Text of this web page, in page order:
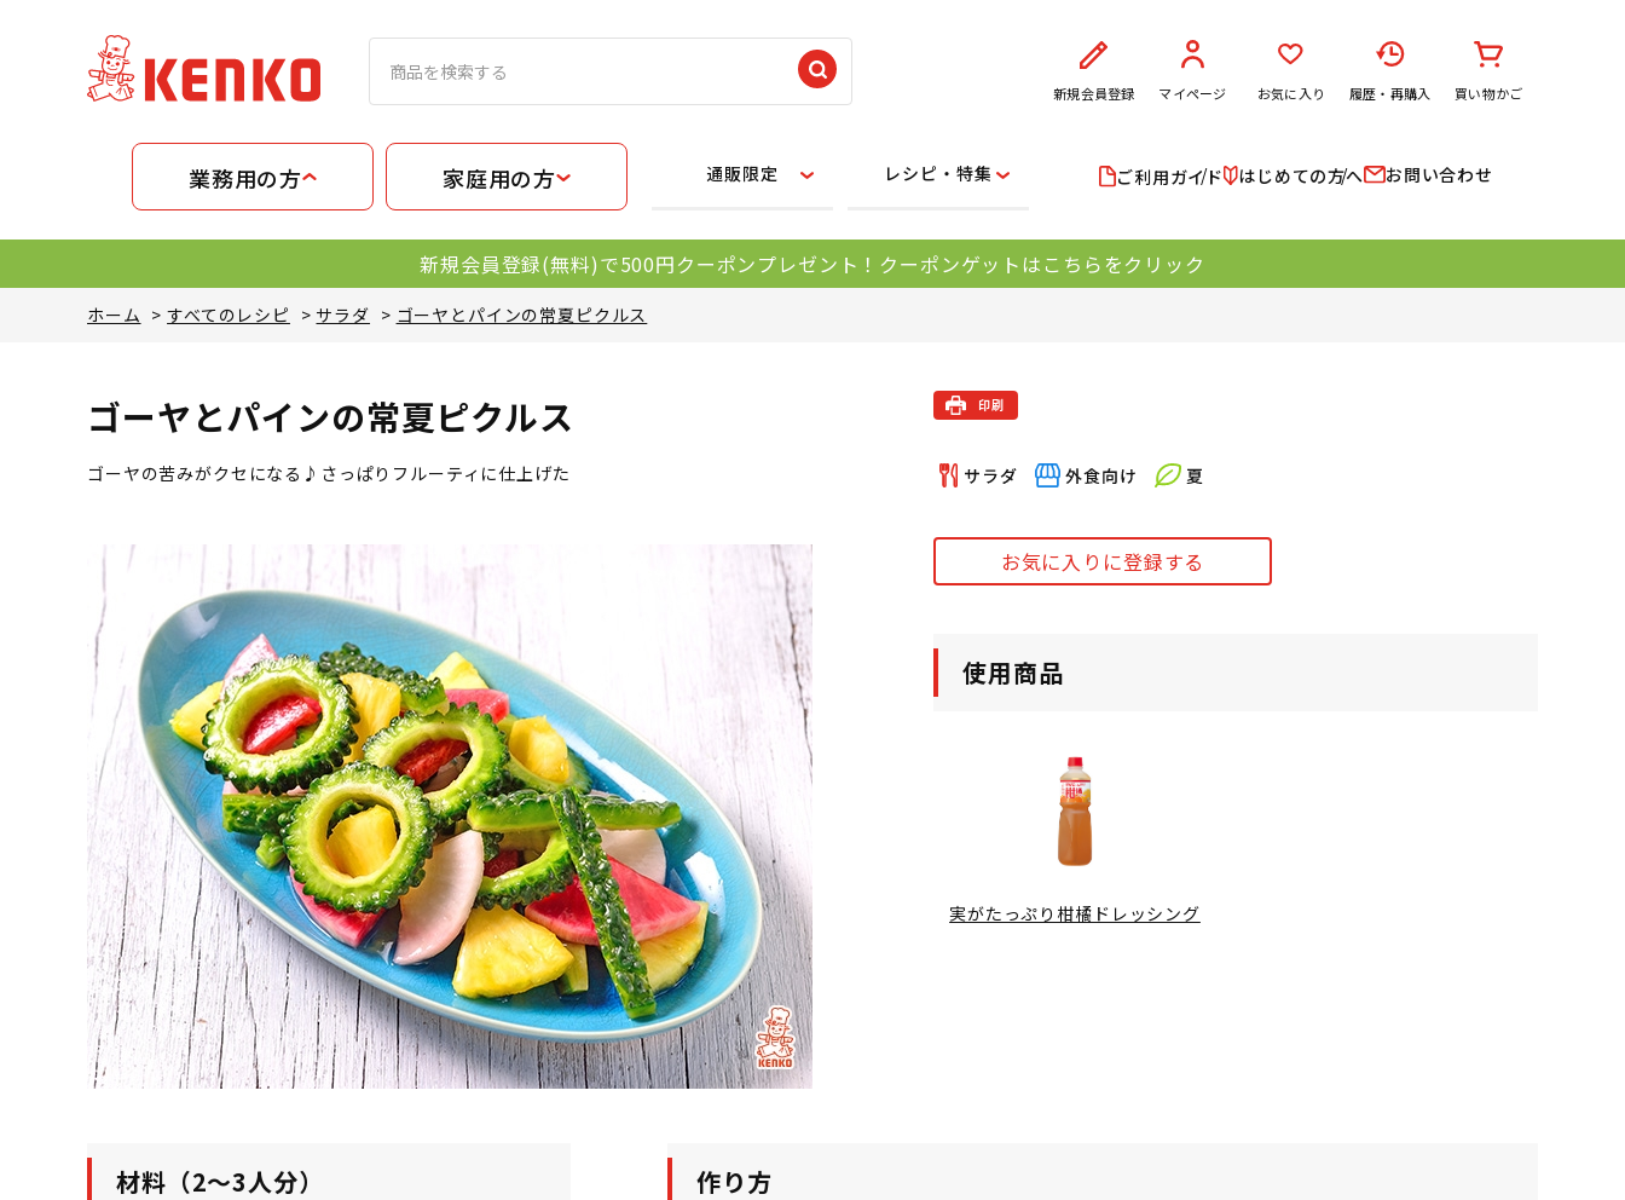
新規会員登録 マイページ お気に入り 履歴・再購入 買い物かご
業務用の方 家庭用の方 通販限定 レシピ・特集 ご利用ガイド はじめての方へ お問い合わせ
新規会員登録(無料)で500円クーポンプレゼント！クーポンゲットはこちらをクリック
ホーム >すべてのレシピ > サラダ > ゴーヤとパインの常夏ピクルス
ゴーヤとパインの常夏ピクルス
ゴーヤの苦みがクセになる♪さっぱりフルーティに仕上げた
お気に入りに登録する
使用商品
実がたっぷり柑橘ドレッシング
材料（2～3人分） 作り方